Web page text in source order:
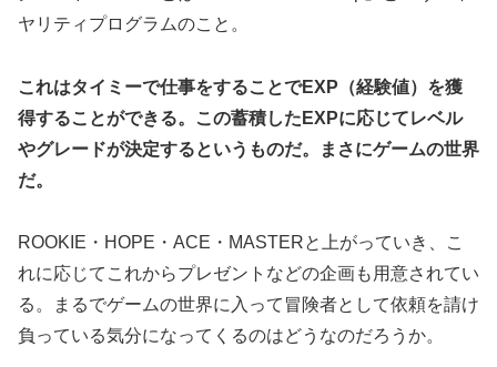
ヤリティプログラムのこと。
これはタイミーで仕事をすることでEXP（経験値）を獲
得することができる。この蓄積したEXPに応じてレベル
やグレードが決定するというものだ。まさにゲームの世界
だ。
ROOKIE・HOPE・ACE・MASTERと上がっていき、こ
れに応じてこれからプレゼントなどの企画も用意されてい
る。まるでゲームの世界に入って冒険者として依頼を請け
負っている気分になってくるのはどうなのだろうか。